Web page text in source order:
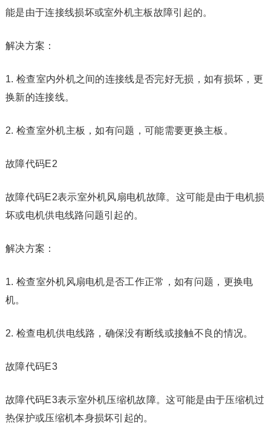
能是由于连接线损坏或室外机主板故障引起的。
解决方案：
1. 检查室内外机之间的连接线是否完好无损，如有损坏，更
换新的连接线。
2. 检查室外机主板，如有问题，可能需要更换主板。
故障代码E2
故障代码E2表示室外机风扇电机故障。这可能是由于电机损
坏或电机供电线路问题引起的。
解决方案：
1. 检查室外机风扇电机是否工作正常，如有问题，更换电
机。
2. 检查电机供电线路，确保没有断线或接触不良的情况。
故障代码E3
故障代码E3表示室外机压缩机故障。这可能是由于压缩机过
热保护或压缩机本身损坏引起的。